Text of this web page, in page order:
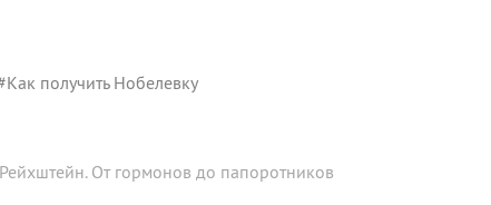
Как получить Нобелевку
От гормонов до папоротников